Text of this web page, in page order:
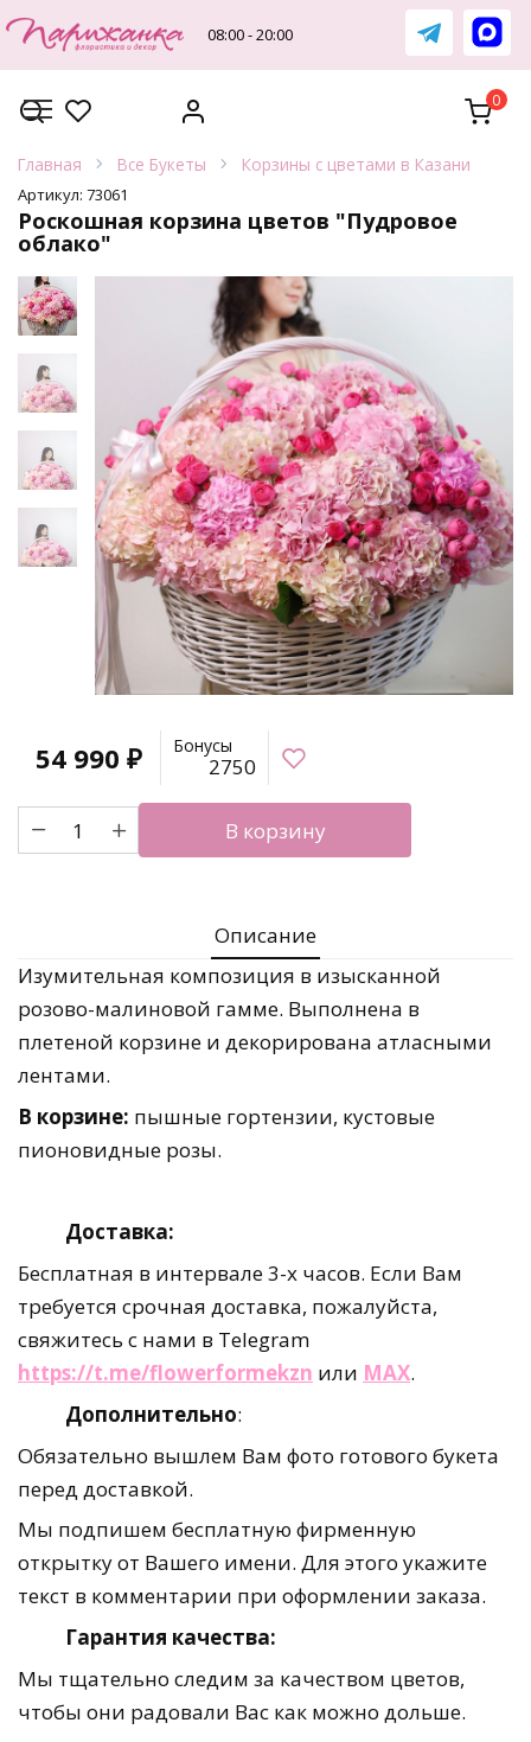
к
содержанию
08:00 - 20:00
0
Главная Все Букеты Корзины с цветами в Казани
Артикул: 73061
Роскошная корзина цветов "Пудровое
облако"
54 990 ₽ Бонусы
2750
Количество
товара
В корзину
Описание
Изумительная композиция в изысканной
розово-малиновой гамме. Выполнена в
плетеной корзине и декорирована атласными
лентами.
В корзине: пышные гортензии, кустовые
пионовидные розы.
Доставка:
Бесплатная в интервале 3-х часов. Если Вам
требуется срочная доставка, пожалуйста,
свяжитесь с нами в Telegram
https://t.me/flowerformekzn или MAX.
Дополнительно:
Обязательно вышлем Вам фото готового букета
перед доставкой.
Мы подпишем бесплатную фирменную
открытку от Вашего имени. Для этого укажите
текст в комментарии при оформлении заказа.
Гарантия качества:
Мы тщательно следим за качеством цветов,
чтобы они радовали Вас как можно дольше.